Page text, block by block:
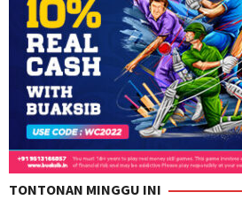
TONTONAN MINGGU INI